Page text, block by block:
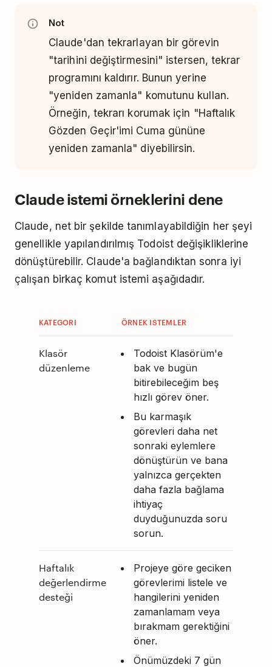
Not
Claude'dan tekrarlayan bir görevin
"tarihini değiştirmesini" istersen, tekrar
programını kaldırır. Bunun yerine
"yeniden zamanla" komutunu kullan.
Örneğin, tekrarı korumak için "Haftalık
Gözden Geçir'imi Cuma gününe
yeniden zamanla" diyebilirsin.
Claude istemi örneklerini dene
Claude, net bir şekilde tanımlayabildiğin her şeyi
genellikle yapılandırılmış Todoist değişikliklerine
dönüştürebilir. Claude'a bağlandıktan sonra iyi
çalışan birkaç komut istemi aşağıdadır.
KATEGORI ÖRNEK ISTEMLER
Klasör
düzenleme
Todoist Klasörüm'e
bak ve bugün
bitirebileceğim beş
hızlı görev öner.
Bu karmaşık
görevleri daha net
sonraki eylemlere
dönüştürün ve bana
yalnızca gerçekten
daha fazla bağlama
ihtiyaç
duyduğunuzda soru
sorun.
Haftalık
değerlendirme
desteği
Projeye göre geciken
görevlerimi listele ve
hangilerini yeniden
zamanlamam veya
bırakmam gerektiğini
öner.
Önümüzdeki 7 gün